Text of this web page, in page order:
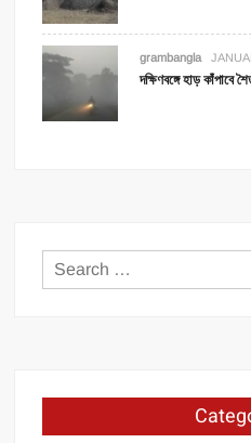
grambangla
দক্ষিণবঙ্গে হাড় কাঁপাবে